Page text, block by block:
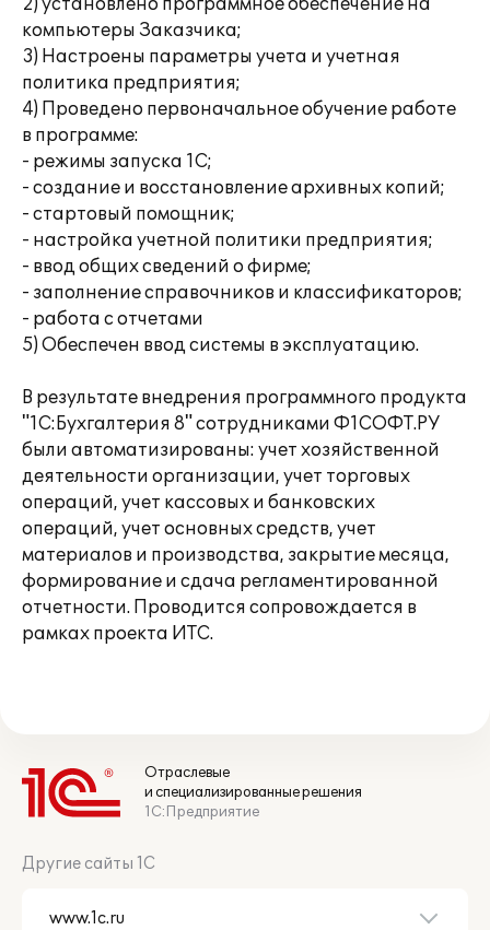
2) установлено программное обеспечение на
компьютеры Заказчика;
3) Настроены параметры учета и учетная
политика предприятия;
4) Проведено первоначальное обучение работе
в программе:
- режимы запуска 1С;
- создание и восстановление архивных копий;
- стартовый помощник;
- настройка учетной политики предприятия;
- ввод общих сведений о фирме;
- заполнение справочников и классификаторов;
- работа с отчетами
5) Обеспечен ввод системы в эксплуатацию.
В результате внедрения программного продукта
"1С:Бухгалтерия 8" сотрудниками Ф1СОФТ.РУ
были автоматизированы: учет хозяйственной
деятельности организации, учет торговых
операций, учет кассовых и банковских
операций, учет основных средств, учет
материалов и производства, закрытие месяца,
формирование и сдача регламентированной
отчетности. Проводится сопровождается в
рамках проекта ИТС.
Отраслевые
и специализированные решения
1С:Предприятие
Другие сайты 1С